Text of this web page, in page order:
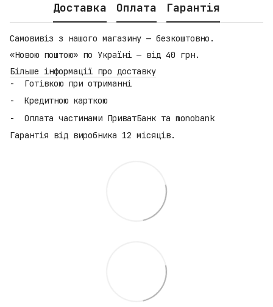
Доставка Оплата Гарантія
Самовивіз з нашого магазину — безкоштовно.
«Новою поштою» по Україні — від 40 грн.
Більше інформації про доставку
Готівкою при отриманні
Кредитною карткою
Оплата частинами ПриватБанк та monobank
Гарантія від виробника 12 місяців.